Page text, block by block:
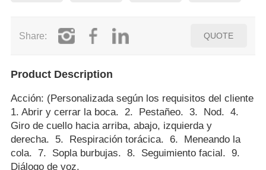
Share: QUOTE
Product Description
Acción: (Personalizada según los requisitos del cliente
1. Abrir y cerrar la boca. 2. Pestañeo. 3. Nod. 4.
Giro de cuello hacia arriba, abajo, izquierda y
derecha. 5. Respiración torácica. 6. Meneando la
cola. 7. Sopla burbujas. 8. Seguimiento facial. 9.
Diálogo de voz.